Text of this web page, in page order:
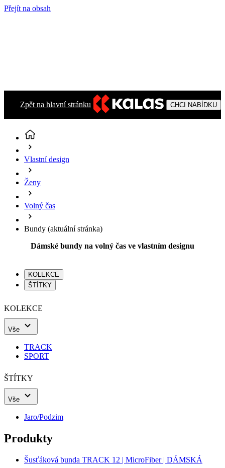
Přejít na obsah
Zpět na hlavní stránku CHCI NABÍDKU
Vlastní design
Ženy
Volný čas
Bundy (aktuální stránka)
Dámské bundy na volný čas ve vlastním designu
KOLEKCE
ŠTÍTKY
KOLEKCE
Vše
TRACK
SPORT
ŠTÍTKY
Vše
Jaro/Podzim
Produkty
Šusťáková bunda TRACK 12 | MicroFiber | DÁMSKÁ